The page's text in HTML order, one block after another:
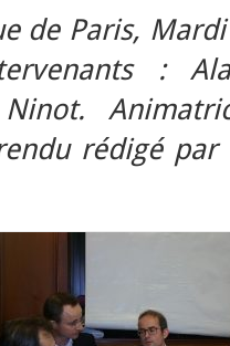
de Paris,
:
rédigé par